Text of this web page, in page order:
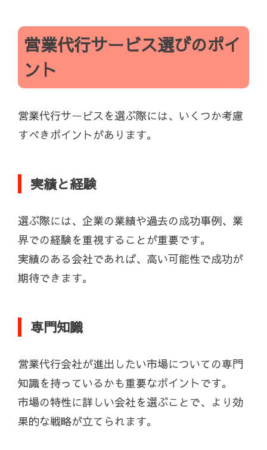
営業代行サービス選びのポイ
ント
営業代行サービスを選ぶ際には、いくつか考慮
すべきポイントがあります。
実績と経験
選ぶ際には、企業の業績や過去の成功事例、業
界での経験を重視することが重要です。
実績のある会社であれば、高い可能性で成功が
期待できます。
専門知識
営業代行会社が進出したい市場についての専門
知識を持っているかも重要なポイントです。
市場の特性に詳しい会社を選ぶことで、より効
果的な戦略が立てられます。